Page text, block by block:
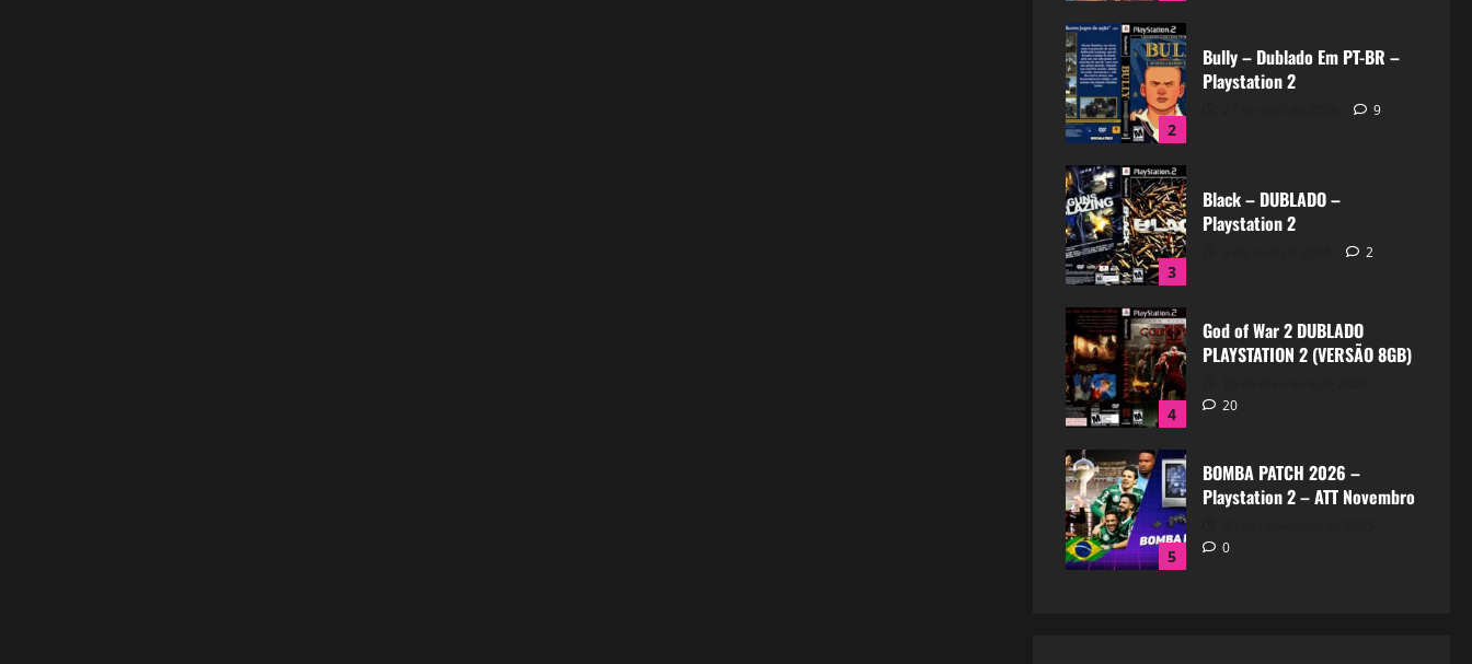
2
Bully – Dublado Em PT-BR –
Playstation 2
9
3
Black – DUBLADO –
Playstation 2
2
4
God of War 2 DUBLADO
PLAYSTATION 2 (VERSÃO 8GB)
20
5
BOMBA PATCH 2026 –
Playstation 2 – ATT Novembro
0